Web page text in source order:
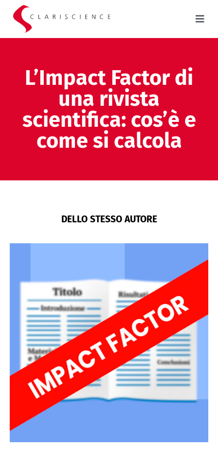
L’Impact Factor di
una rivista
scientifica: cos’è e
come si calcola
DELLO STESSO AUTORE